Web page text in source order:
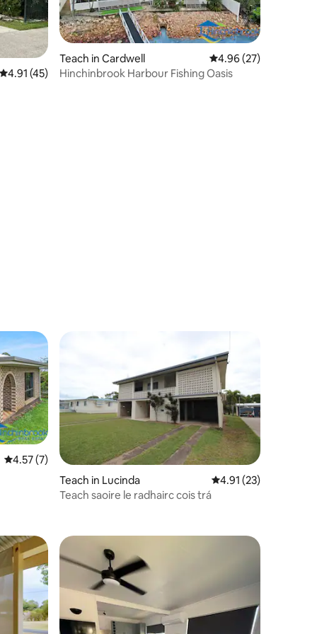
Meánrátáil 4.91 as 5, 45 léirmheas
4.91 (45)
Teach in Cardwell Meánrátáil 4.96 as 5,
4.96 (27)
Hinchinbrook Harbour Fishing Oasis
Meánrátáil 4.57 as 5, 7 léirmheas
4.57 (7)
Teach in Lucinda Meánrátáil 4.91 as 5,
4.91 (23)
Teach saoire le radhairc cois trá